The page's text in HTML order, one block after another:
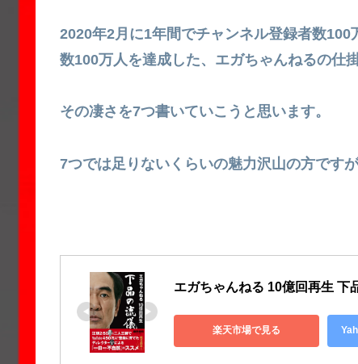
2020年2月に1年間でチャンネル登録者数
数100万人を達成した、エガちゃんねるの仕
その凄さを7つ書いていこうと思います。
7つでは足りないくらいの魅力沢山の方です
エガちゃんねる 10億回再生 下
楽天市場で見る